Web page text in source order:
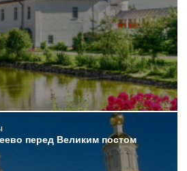
перед Великим постом